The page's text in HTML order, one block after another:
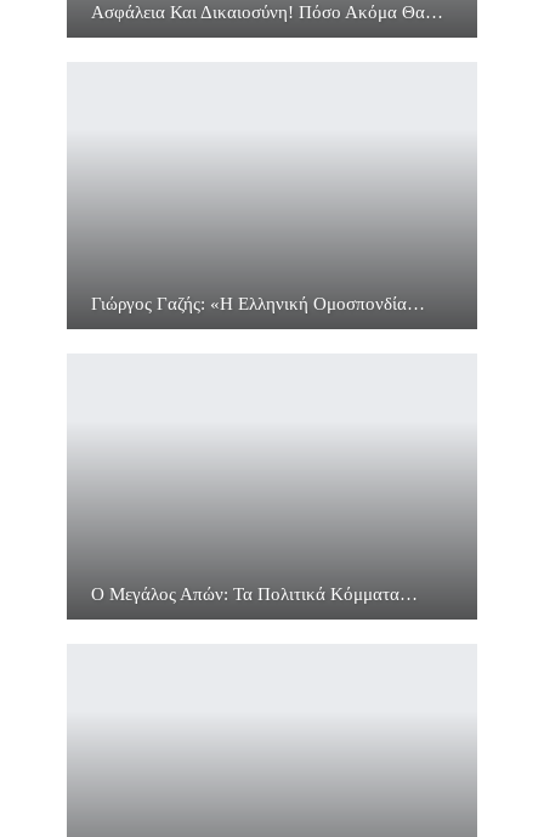
Ασφάλεια Και Δικαιοσύνη! Πόσο Ακόμα Θα…
Γιώργος Γαζής: «Η Ελληνική Ομοσπονδία…
Ο Μεγάλος Απών: Τα Πολιτικά Κόμματα…